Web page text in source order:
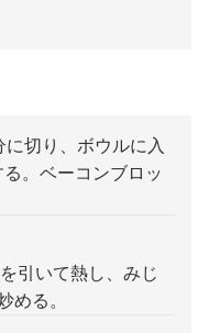
切り、ボウルに入
。ベーコンブロッ
引いて熱し、みじ
める。